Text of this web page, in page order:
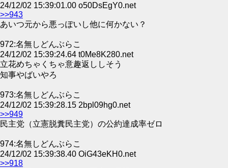
24/12/02 15:39:01.00 o50DsEgY0.net
>>943
あいつ元から悪っぽいし他に何かない？
972:名無しどんぶらこ
24/12/02 15:39:24.64 t0Me8K280.net
立花めちゃくちゃ意趣返ししそう
知事やばいやろ
973:名無しどんぶらこ
24/12/02 15:39:28.15 2bpl09hg0.net
>>949
民主党（立憲脱糞民主党）の公約達成率ゼロ
974:名無しどんぶらこ
24/12/02 15:39:38.40 OiG43eKH0.net
>>918